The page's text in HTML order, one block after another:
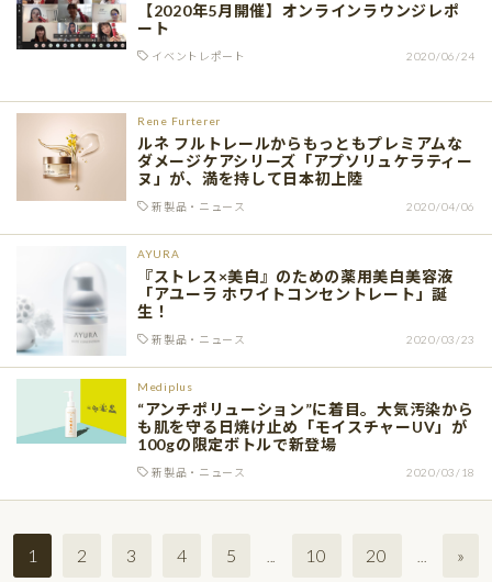
【2020年5月開催】オンラインラウンジレポ
ート
イベントレポート 2020/06/24
Rene Furterer
ルネ フルトレールからもっともプレミアムな
ダメージケアシリーズ「アプソリュケラティー
ヌ」が、満を持して日本初上陸
新製品・ニュース 2020/04/06
AYURA
『ストレス×美白』のための薬用美白美容液
「アユーラ ホワイトコンセントレート」誕
生！
新製品・ニュース 2020/03/23
Mediplus
“アンチポリューション”に着目。大気汚染から
も肌を守る日焼け止め「モイスチャーUV」が
100gの限定ボトルで新登場
新製品・ニュース 2020/03/18
1 2 3 4 5 ... 10 20 ... »